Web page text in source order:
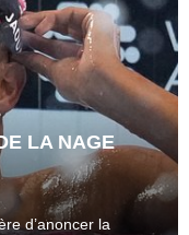
LA NAGE
d’anoncer la